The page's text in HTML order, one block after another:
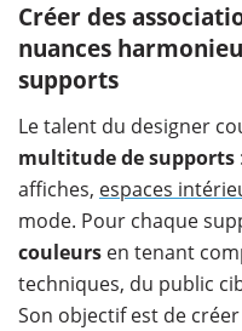
Créer des
nuances
supports
Le talent du designer
multitude de supports
affiches, espaces
mode. Pour chaque
couleurs en tenant
techniques, du public
Son objectif est de